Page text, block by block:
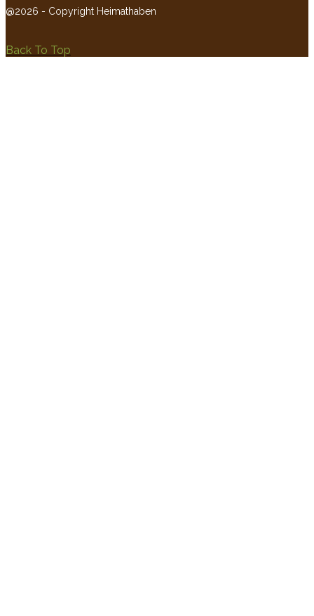
@2026 - Copyright Heimathaben
Back To Top